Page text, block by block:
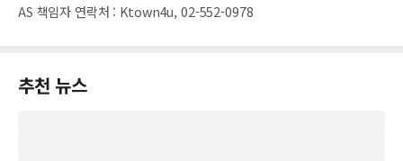
AS 책임자 연락처 : Ktown4u, 02-552-0978
추천 뉴스